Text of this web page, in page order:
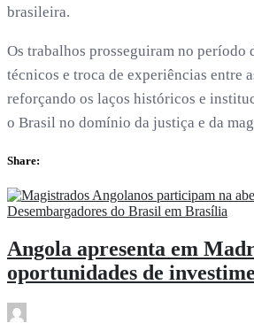
brasileira.
Os trabalhos prosseguiram no período
técnicos e troca de experiências entre
reforçando os laços históricos e
o Brasil no domínio da justiça e da
Share:
Angola apresenta em
oportunidades de